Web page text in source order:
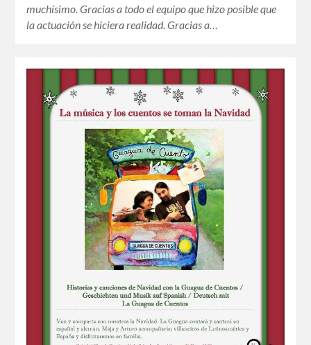
muchísimo. Gracias a todo el equipo que hizo posible que
la actuación se hiciera realidad. Gracias a…